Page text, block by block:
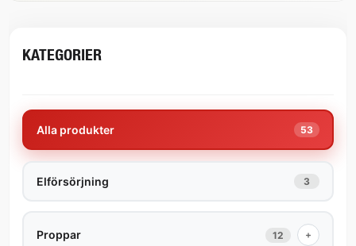
KATEGORIER
Alla produkter 53
Elförsörjning 3
Proppar 12 +